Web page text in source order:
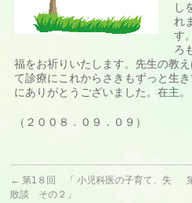
し
れ
す
ろ
福をお祈りいたします。先生の教
て診療にこれからさきもずっと生
にありがとうございました。在主。
（２００８．０９．０９）
← 第1８回 「 小児科医の子育て、失
敗談 その２」